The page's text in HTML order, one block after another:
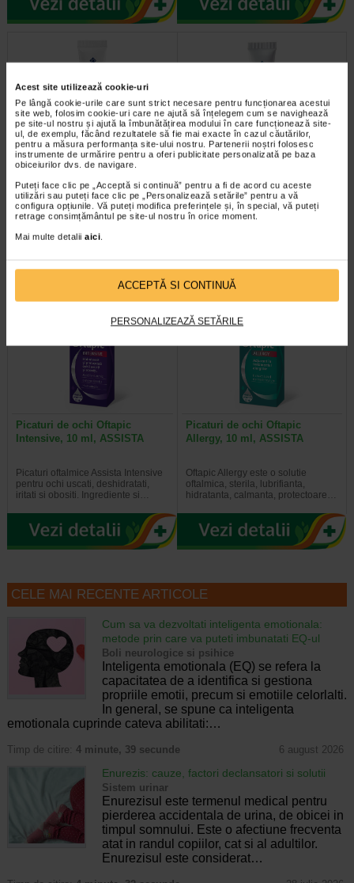
Acest site utilizează cookie-uri
Pe lângă cookie-urile care sunt strict necesare pentru funcționarea acestui
site web, folosim cookie-uri care ne ajută să înțelegem cum se navighează
pe site-ul nostru și ajută la îmbunătățirea modului în care funcționează site-
ul, de exemplu, făcând rezultatele să fie mai exacte în cazul căutărilor,
pentru a măsura performanța site-ului nostru. Partenerii noștri folosesc
instrumente de urmărire pentru a oferi publicitate personalizată pe baza
obiceiurilor dvs. de navigare.
Puteți face clic pe „Acceptă si continuă” pentru a fi de acord cu aceste
utilizări sau puteți face clic pe „Personalizează setările” pentru a vă
configura opțiunile. Vă puteți modifica preferințele și, în special, vă puteți
retrage consimțământul pe site-ul nostru în orice moment.
Mai multe detalii aici.
ACCEPTĂ SI CONTINUĂ
PERSONALIZEAZĂ SETĂRILE
DIFESA Crema pentru conturul
Produs dermatocosmetic special
formulat pentru pielea sensibila,
reactiva si predispusa la alergii…
HYDROTENSEUR Crema
Crema concentrata, restructuranta,
ce reduce ridurile, pungile de sub
Plătești 2, primești 3
Picaturi de ochi Oftapic
Intensive, 10 ml, ASSISTA
Picaturi oftalmice Assista Intensive
pentru ochi uscati, deshidratati,
iritati si obositi. Ingrediente si…
Plătești 2, primești 3
Picaturi de ochi Oftapic
Allergy, 10 ml, ASSISTA
Oftapic Allergy este o solutie
oftalmica, sterila, lubrifianta,
hidratanta, calmanta, protectoare…
CELE MAI RECENTE ARTICOLE
Cum sa va dezvoltati inteligenta emotionala:
metode prin care va puteti imbunatati EQ-ul
Boli neurologice si psihice
Inteligenta emotionala (EQ) se refera la
capacitatea de a identifica si gestiona
propriile emotii, precum si emotiile celorlalti.
In general, se spune ca inteligenta
emotionala cuprinde cateva abilitati:…
Timp de citire: 4 minute, 39 secunde 6 august 2026
Enurezis: cauze, factori declansatori si solutii
Sistem urinar
Enurezisul este termenul medical pentru
pierderea accidentala de urina, de obicei in
timpul somnului. Este o afectiune frecventa
atat in randul copiilor, cat si al adultilor.
Enurezisul este considerat…